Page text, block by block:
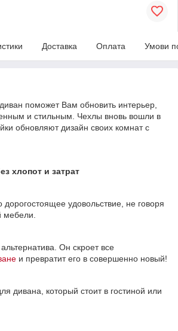
Доставка Оплата Умови
поможет Вам обновить интерьер,
и стильным. Чехлы вновь вошли в
обновляют дизайн своих комнат с
хлопот и затрат
удовольствие, не говоря
мебели.
Он скроет все
и превратит его в совершенно новый!
дивана, который стоит в гостиной или